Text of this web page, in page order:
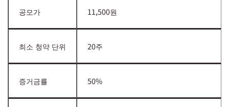
공모가 11,500원
최소 청약 단위 20주
증거금률 50%